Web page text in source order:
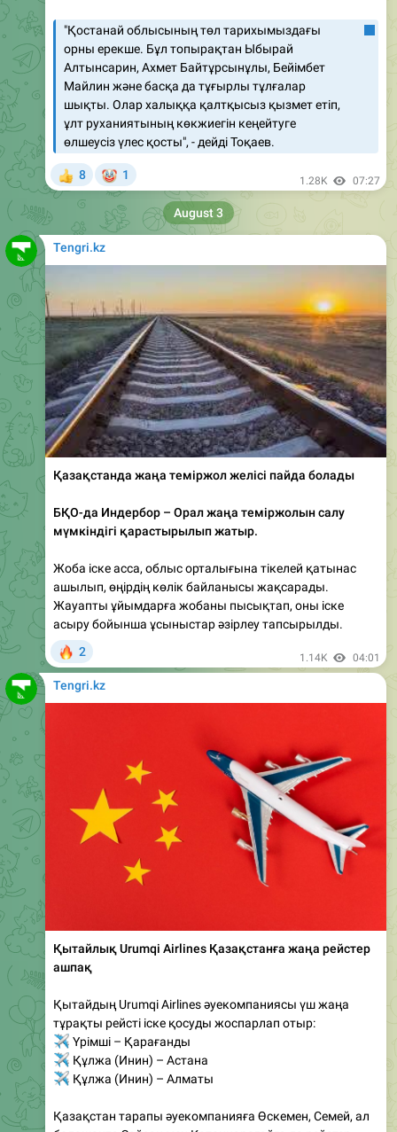
Алтынсарин, Ахмет Байтұрсынұлы, Бейімбет
Майлин және басқа да тұғырлы тұлғалар
шықты. Олар халыққа қалтқысыз қызмет етіп,
ұлт руханиятының көкжиегін кеңейтуге
өлшеусіз үлес қосты", - дейді Тоқаев.
Tengri.kz
Қазақстанда жаңа теміржол желісі пайда болады
БҚО-да Индербор – Орал жаңа теміржолын салу
Жоба іске асса, облыс орталығына тікелей қатынас
Жауапты ұйымдарға жобаны пысықтап, оны іске
асыру бойынша ұсыныстар әзірлеу тапсырылды.
2
Tengri.kz
ашпақ
Қытайдың Urumqi Airlines әуекомпаниясы үш жаңа
Үрімші – Қарағанды
Құлжа (Инин) – Астана
Құлжа (Инин) – Алматы
Қазақстан тарапы әуекомпанияға Өскемен, Семей, ал
ашуды ұсынды.